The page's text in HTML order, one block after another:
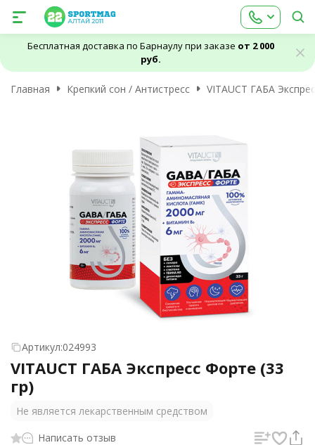
Бесплатная доставка по Барнаулу при заказе от 2 000
руб.
Главная Крепкий сон / Антистресс VITAUCT ГАБА
Артикул:024993
VITAUCT ГАБА Экспресс Форте (33
гр)
Не является лекарственным средством
Написать отзыв